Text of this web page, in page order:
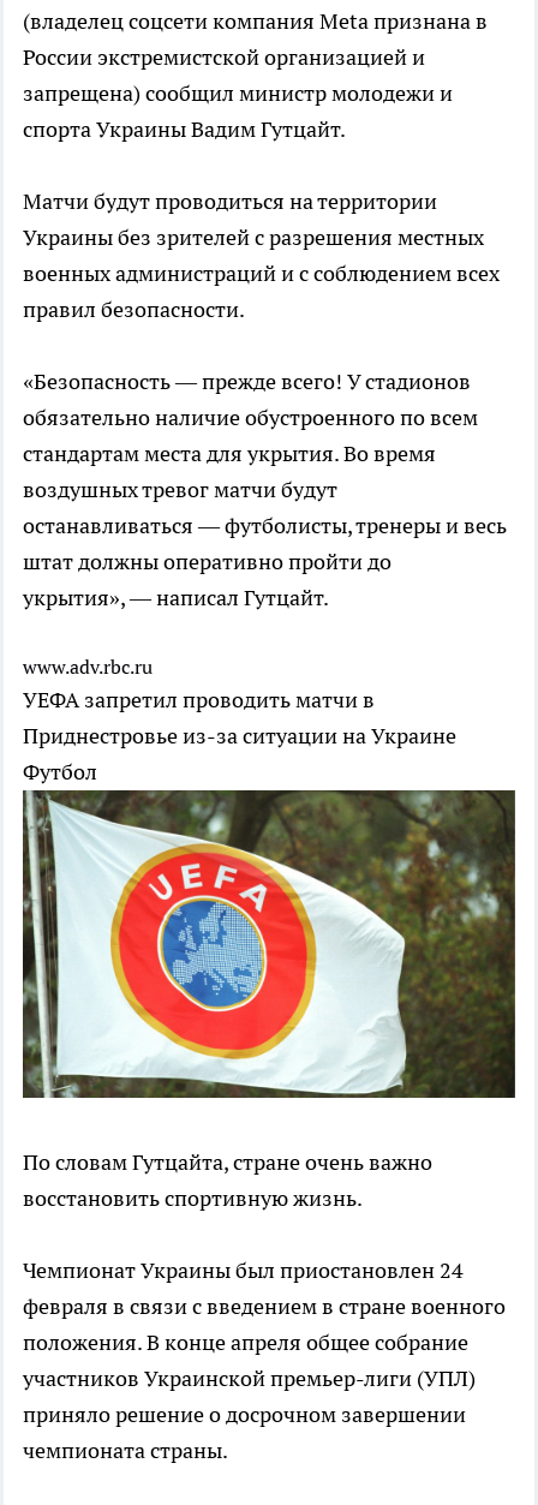
(владелец соцсети компания Metа признана в
России экстремистской организацией и
запрещена) сообщил министр молодежи и
спорта Украины Вадим Гутцайт.
Матчи будут проводиться на территории
Украины без зрителей с разрешения местных
военных администраций и с соблюдением всех
правил безопасности.
«Безопасность — прежде всего! У стадионов
обязательно наличие обустроенного по всем
стандартам места для укрытия. Во время
воздушных тревог матчи будут
останавливаться — футболисты, тренеры и весь
штат должны оперативно пройти до
укрытия», — написал Гутцайт.
www.adv.rbc.ru
УЕФА запретил проводить матчи в
Приднестровье из-за ситуации на Украине
Футбол
По словам Гутцайта, стране очень важно
восстановить спортивную жизнь.
Чемпионат Украины был приостановлен 24
февраля в связи с введением в стране военного
положения. В конце апреля общее собрание
участников Украинской премьер-лиги (УПЛ)
приняло решение о досрочном завершении
чемпионата страны.